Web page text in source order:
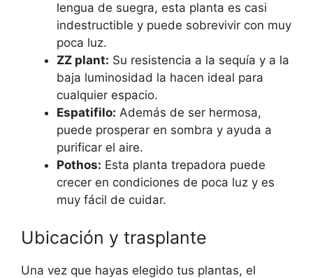
lengua de suegra, esta planta es casi
indestructible y puede sobrevivir con muy
poca luz.
ZZ plant: Su resistencia a la sequía y a la
baja luminosidad la hacen ideal para
cualquier espacio.
Espatifilo: Además de ser hermosa,
puede prosperar en sombra y ayuda a
purificar el aire.
Pothos: Esta planta trepadora puede
crecer en condiciones de poca luz y es
muy fácil de cuidar.
Ubicación y trasplante
Una vez que hayas elegido tus plantas, el